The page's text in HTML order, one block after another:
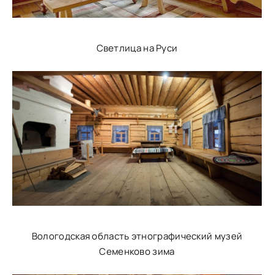
Светлица на Руси
Вологодская область этнографический музей
Семенково зима